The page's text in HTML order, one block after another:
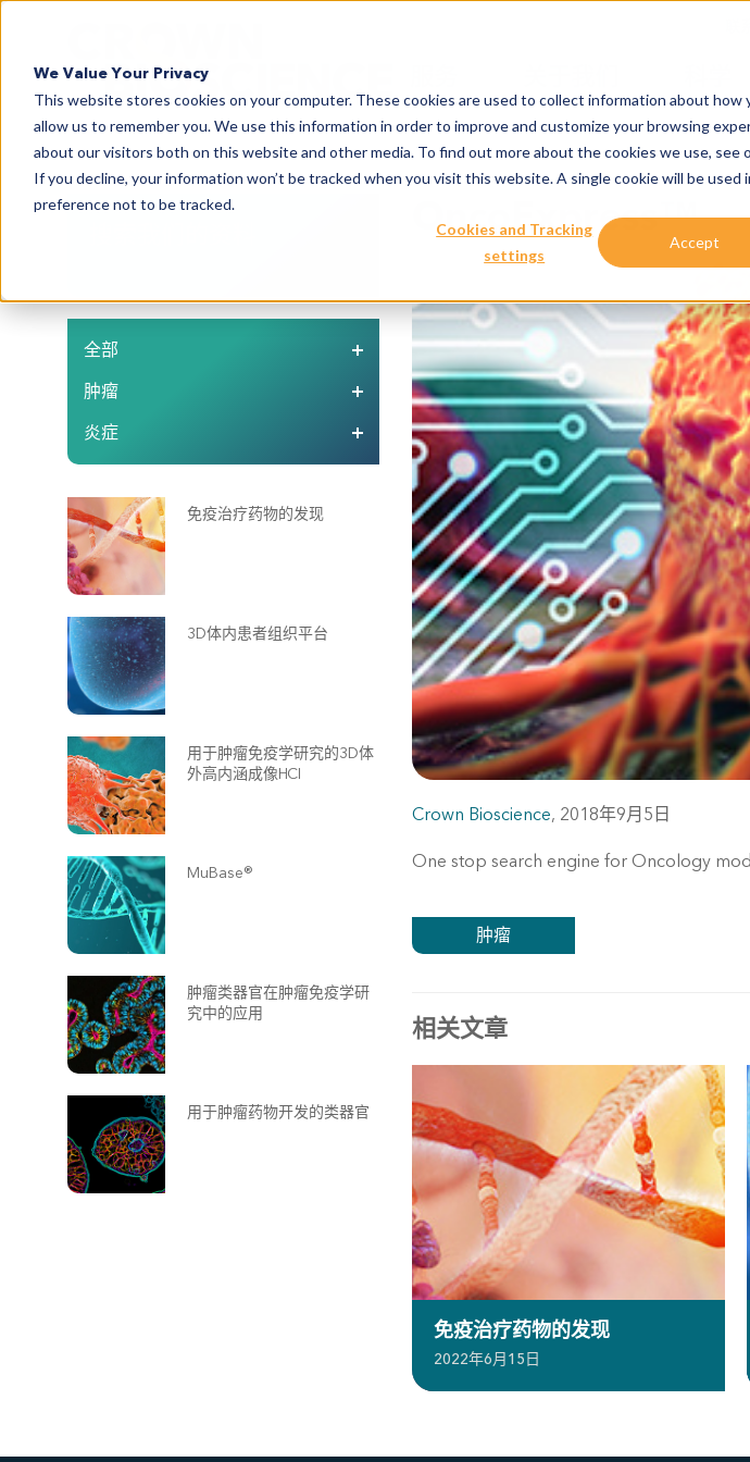
We Value Your Privacy
This website stores cookies on your computer. These cookies are used to collect information about
allow us to remember you. We use this information in order to improve and customize your browsing
about our visitors both on this website and other media. To find out more about the cookies we use, see
If you decline, your information won’t be tracked when you visit this website. A single cookie will be
preference not to be tracked.
Cookies and Tracking
settings
Accept
OncoExpress™
Crown Bioscience, 2018年9月5日
One stop search engine for Oncology
肿瘤
相关文章
免疫治疗药物的发现
2022年6月15日
全部
肿瘤
炎症
免疫治疗药物的发现
3D体内患者组织平台
用于肿瘤免疫学研究的3D体
外高内涵成像HCI
MuBase®
肿瘤类器官在肿瘤免疫学研
究中的应用
用于肿瘤药物开发的类器官